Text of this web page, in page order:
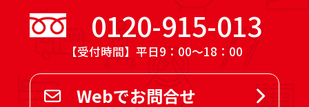
0120-915-013
【受付時間】平日9：00～18：00
Webでお問合せ